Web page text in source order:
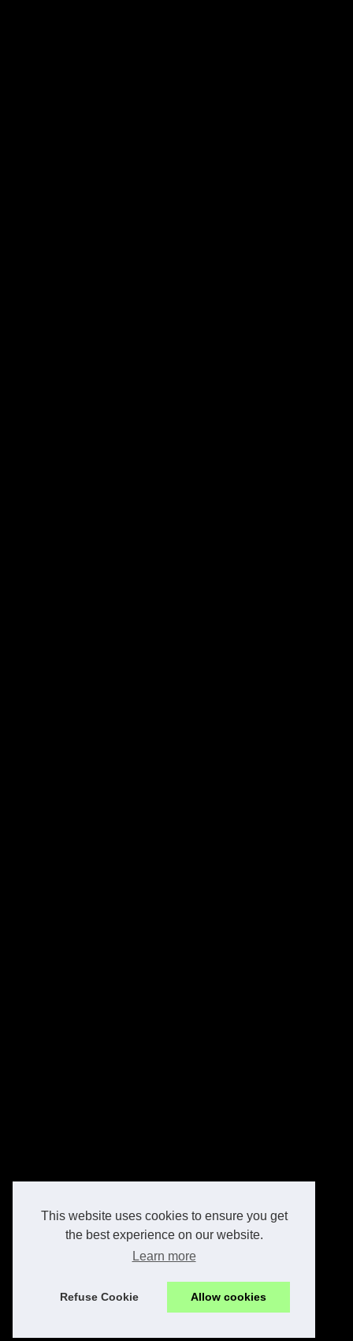
This website uses cookies to ensure you get
the best experience on our website.
Learn more
Refuse Cookie Allow cookies